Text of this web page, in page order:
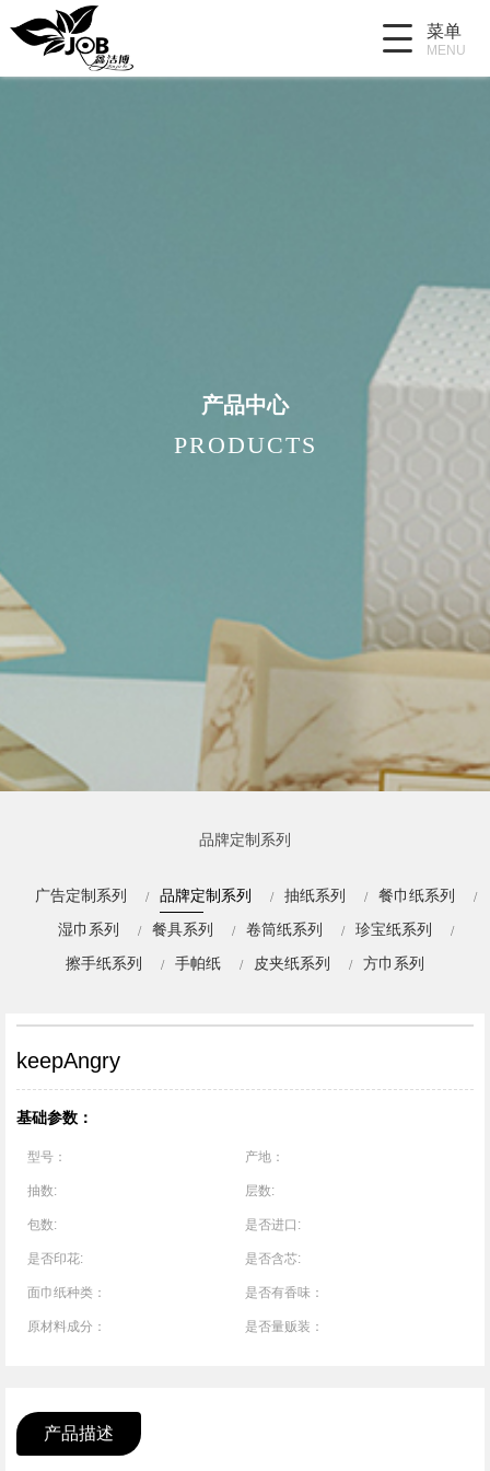
菜单
MENU
产品中心
PRODUCTS
品牌定制系列
广告定制系列 品牌定制系列 抽纸系列
餐巾纸系列
湿巾系列
餐具系列 卷筒纸系列
珍宝纸系列
擦手纸系列
手帕纸 皮夹纸系列 方巾系列
keepAngry
基础参数：
型号： 产地：
抽数: 层数:
包数: 是否进口:
是否印花: 是否含芯:
面巾纸种类： 是否有香味：
原材料成分： 是否量贩装：
产品描述